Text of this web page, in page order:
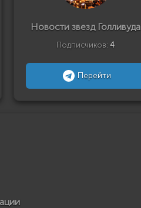
Новости звезд Голливуда
Подписчиков:4
Перейти